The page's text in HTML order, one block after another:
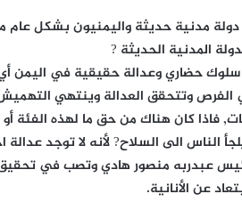
مدنية حديثة واليمنيون بشكل عام
المدنية الحديثة ?
سلوك حضاري وعدالة حقيقية في اليمن
الفرص وتتحقق العدالة وينتهي
فاذا كان هناك من حق ما لهذه الفئة أو
الناس الى السلاح? لأنه لا توجد
عبدربه منصور هادي وتصب في تحقيق
عن الأنانية.